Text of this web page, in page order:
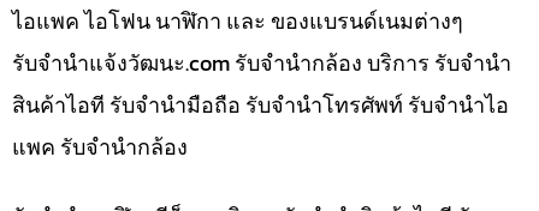
ไอแพค ไอโฟน นาฬิกา และ ของแบรนด์เนมต่างๆ
รับจํานําแจ้งวัฒนะ.com รับจำนำกล้อง บริการ รับจำนำ
สินค้าไอที รับจำนำมือถือ รับจำนำโทรศัพท์ รับจำนำไอ
แพค รับจำนำกล้อง